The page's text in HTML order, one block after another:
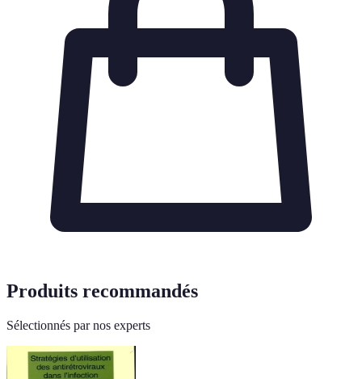
Produits recommandés
Sélectionnés par nos experts